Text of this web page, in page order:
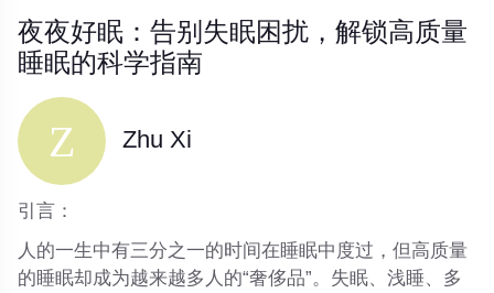
夜夜好眠：告别失眠困扰，解锁高质量
睡眠的科学指南
Zhu Xi
引言：
人的一生中有三分之一的时间在睡眠中度过，但高质量
的睡眠却成为越来越多人的“奢侈品”。失眠、浅睡、多